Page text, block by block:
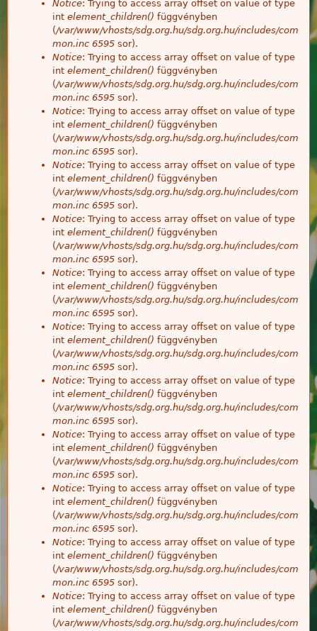
Notice: Trying to access array offset on value of type
int element_children() függvényben
(/var/www/vhosts/sdg.org.hu/sdg.org.hu/includes/com
mon.inc 6595 sor).
Notice: Trying to access array offset on value of type
int element_children() függvényben
(/var/www/vhosts/sdg.org.hu/sdg.org.hu/includes/com
mon.inc 6595 sor).
Notice: Trying to access array offset on value of type
int element_children() függvényben
(/var/www/vhosts/sdg.org.hu/sdg.org.hu/includes/com
mon.inc 6595 sor).
Notice: Trying to access array offset on value of type
int element_children() függvényben
(/var/www/vhosts/sdg.org.hu/sdg.org.hu/includes/com
mon.inc 6595 sor).
Notice: Trying to access array offset on value of type
int element_children() függvényben
(/var/www/vhosts/sdg.org.hu/sdg.org.hu/includes/com
mon.inc 6595 sor).
Notice: Trying to access array offset on value of type
int element_children() függvényben
(/var/www/vhosts/sdg.org.hu/sdg.org.hu/includes/com
mon.inc 6595 sor).
Notice: Trying to access array offset on value of type
int element_children() függvényben
(/var/www/vhosts/sdg.org.hu/sdg.org.hu/includes/com
mon.inc 6595 sor).
Notice: Trying to access array offset on value of type
int element_children() függvényben
(/var/www/vhosts/sdg.org.hu/sdg.org.hu/includes/com
mon.inc 6595 sor).
Notice: Trying to access array offset on value of type
int element_children() függvényben
(/var/www/vhosts/sdg.org.hu/sdg.org.hu/includes/com
mon.inc 6595 sor).
Notice: Trying to access array offset on value of type
int element_children() függvényben
(/var/www/vhosts/sdg.org.hu/sdg.org.hu/includes/com
mon.inc 6595 sor).
Notice: Trying to access array offset on value of type
int element_children() függvényben
(/var/www/vhosts/sdg.org.hu/sdg.org.hu/includes/com
mon.inc 6595 sor).
Notice: Trying to access array offset on value of type
int element_children() függvényben
(/var/www/vhosts/sdg.org.hu/sdg.org.hu/includes/com